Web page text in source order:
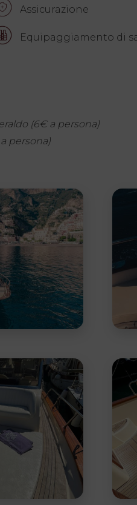
Assicurazione
Equipaggiamento di
(6€ a persona)
persona)